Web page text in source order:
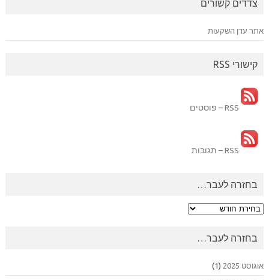
צדדים קשורים
אתר עדן השקעות
קישורי RSS
RSS – פוסטים
RSS – תגובות
בחזרה לעבר…
בחזרה
בחזרה לעבר…
אוגוסט 2025 (1)